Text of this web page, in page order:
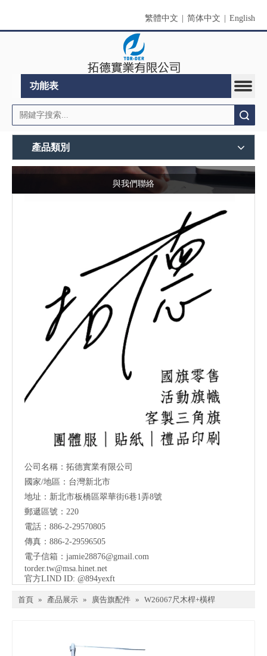
繁體中文 简体中文 English
功能表
產品類別
與我們聯絡
公司名稱：拓德實業有限公司
國家/地區：台灣新北市
地址：新北市板橋區翠華街6巷1弄8號
郵遞區號：220
電話：886-2-29570805
傳真：886-2-29596505
電子信箱： jamie28876@gmail.com
torder.tw@msa.hinet.net
官方LIND ID: @894yexft
首頁 » 產品展示 » 廣告旗配件 » W26067尺木桿+橫桿